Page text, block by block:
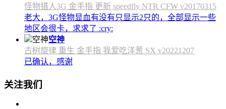
怪物猎人3G 金手指 更新 speedfly NTR CFW v20170315
老大，3G怪物显血有没有只显示2只的，全部显示一些
地区会很卡，求求了 :cry:
空神
古树旋律 重生 金手指 我爱吃洋葱 SX v20221207
已确认，感谢
关注我们